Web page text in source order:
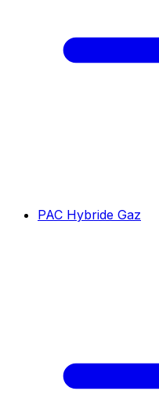
PAC Hybride Gaz